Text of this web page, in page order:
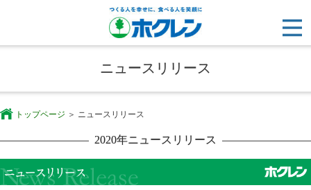
ニュースリリース
トップページ ニュースリリース
2020年ニュースリリース